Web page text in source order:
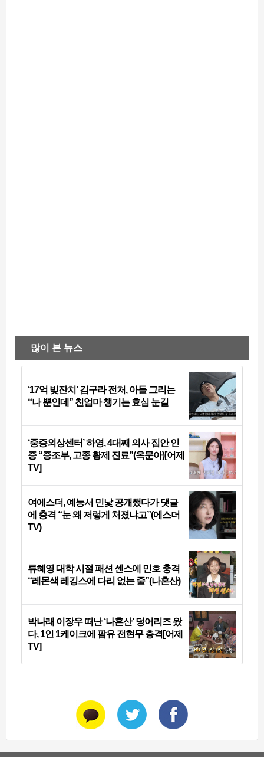
많이 본 뉴스
‘17억 빚잔치’ 김구라 전처, 아들 그리는
“나 뿐인데” 친엄마 챙기는 효심 눈길
‘중증외상센터’ 하영, 4대째 의사 집안 인
증 “증조부, 고종 황제 진료”(옥문아)[어제
TV]
여에스더, 예능서 민낯 공개했다가 댓글
에 충격 “눈 왜 저렇게 처졌냐고”(에스더
TV)
류혜영 대학 시절 패션 센스에 민호 충격
“레몬색 레깅스에 다리 없는 줄”(나혼산)
박나래 이장우 떠난 ‘나혼산’ 덩어리즈 왔
다, 1인 1케이크에 팜유 전현무 충격[어제
TV]